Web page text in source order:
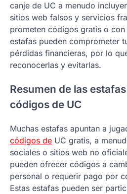
canje de UC a menudo
sitios web falsos y servicios
prometen códigos gratis o con
estafas pueden comprometer
pérdidas financieras, por lo
reconocerlas y evitarlas.
Resumen de las
códigos de UC
Muchas estafas apuntan a
códigos de UC gratis, a
sociales o sitios web no
pueden ofrecer códigos a
personal o requerir pago por
Estas estafas pueden ser